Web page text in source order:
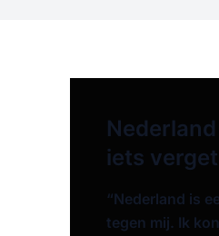
iets
“Nederland is
tegen mij. Ik